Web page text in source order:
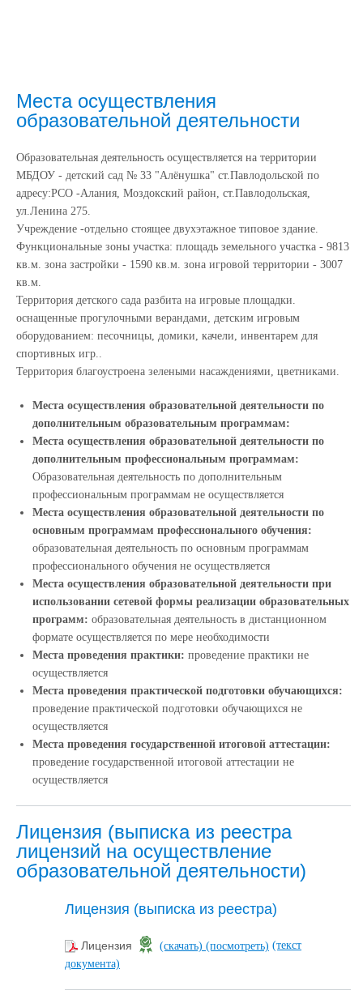
Места осуществления
образовательной деятельности
Образовательная деятельность осуществляется на территории
МБДОУ - детский сад № 33 "Алёнушка" ст.Павлодольской по
адресу:РСО -Алания, Моздокский район, ст.Павлодольская,
ул.Ленина 275.
Учреждение -отдельно стоящее двухэтажное типовое здание.
Функциональные зоны участка: площадь земельного участка - 9813
кв.м. зона застройки - 1590 кв.м. зона игровой территории - 3007
кв.м.
Территория детского сада разбита на игровые площадки.
оснащенные прогулочными верандами, детским игровым
оборудованием: песочницы, домики, качели, инвентарем для
спортивных игр..
Территория благоустроена зелеными насаждениями, цветниками.
Места осуществления образовательной деятельности по
дополнительным образовательным программам:
Места осуществления образовательной деятельности по
дополнительным профессиональным программам:
Образовательная деятельность по дополнительным
профессиональным программам не осуществляется
Места осуществления образовательной деятельности по
основным программам профессионального обучения:
образовательная деятельность по основным программам
профессионального обучения не осуществляется
Места осуществления образовательной деятельности при
использовании сетевой формы реализации образовательных
программ: образовательная деятельность в дистанционном
формате осуществляется по мере необходимости
Места проведения практики: проведение практики не
осуществляется
Места проведения практической подготовки обучающихся:
проведение практической подготовки обучающихся не
осуществляется
Места проведения государственной итоговой аттестации:
проведение государственной итоговой аттестации не
осуществляется
Лицензия (выписка из реестра
лицензий на осуществление
образовательной деятельности)
Лицензия (выписка из реестра)
Лицензия (скачать) (посмотреть) (текст
документа)